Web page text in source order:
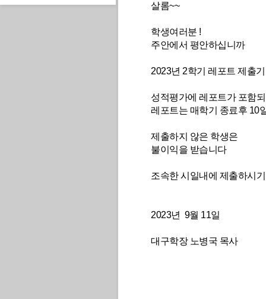
살롬~~
학생여러분 !
주안에서 평안하십니까
2023년 2학기 레포트 제출
성적평가에 레포트가 포함
레포트는 매학기 종료후 10
제출하지 않은 학생은
불이익을 받습니다
조속한 시일내에 제출하시
2023년 9월 11일
대구학장 노병국 목사